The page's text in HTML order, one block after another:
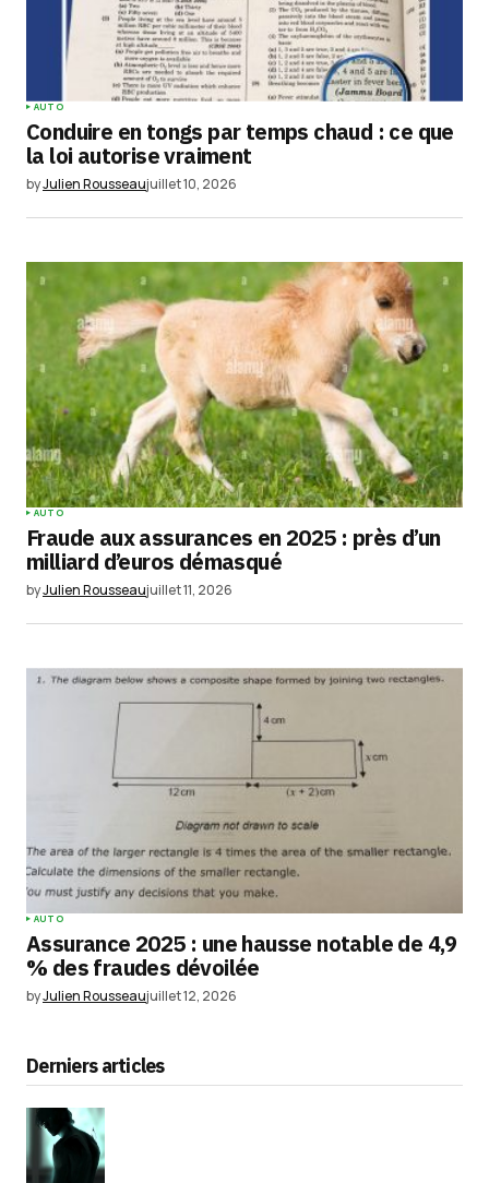
AUTO
Conduire en tongs par temps chaud : ce que
la loi autorise vraiment
byJulien Rousseaujuillet 10, 2026
AUTO
Fraude aux assurances en 2025 : près d’un
milliard d’euros démasqué
byJulien Rousseaujuillet 11, 2026
AUTO
Assurance 2025 : une hausse notable de 4,9
% des fraudes dévoilée
byJulien Rousseaujuillet 12, 2026
Derniers articles